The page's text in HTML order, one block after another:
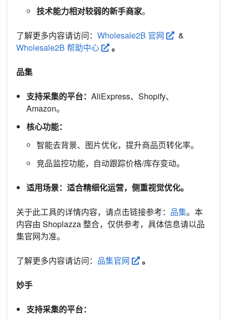
技术能力相对较弱的新手商家。
了解更多内容请访问： Wholesale2B 官网
&
Wholesale2B 帮助中心
。
品集
支持采集的平台： AliExpress、Shopify、
Amazon。
核心功能：
智能去背景、图片优化，提升商品页转化率。
竞品监控功能，自动跟踪价格/库存变动。
适用场景：适合精细化运营，侧重视觉优化。
关于此工具的详情内容，请点击链接参考： 品集。本
内容由 Shoplazza 整合，仅供参考，具体信息请以品
集官网为准。
了解更多内容请访问： 品集官网 。
妙手
支持采集的平台：